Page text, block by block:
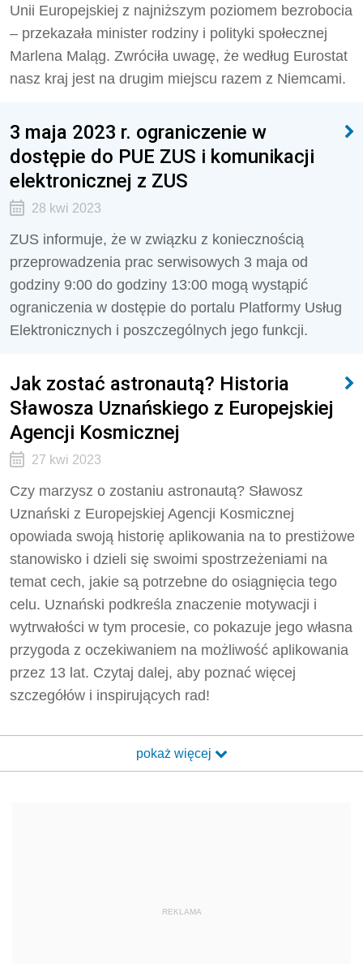
Unii Europejskiej z najniższym poziomem bezrobocia
– przekazała minister rodziny i polityki społecznej
Marlena Maląg. Zwróciła uwagę, że według Eurostat
nasz kraj jest na drugim miejscu razem z Niemcami.
3 maja 2023 r. ograniczenie w
dostępie do PUE ZUS i komunikacji
elektronicznej z ZUS
28 kwi 2023
ZUS informuje, że w związku z koniecznością
przeprowadzenia prac serwisowych 3 maja od
godziny 9:00 do godziny 13:00 mogą wystąpić
ograniczenia w dostępie do portalu Platformy Usług
Elektronicznych i poszczególnych jego funkcji.
Jak zostać astronautą? Historia
Sławosza Uznańskiego z Europejskiej
Agencji Kosmicznej
27 kwi 2023
Czy marzysz o zostaniu astronautą? Sławosz
Uznański z Europejskiej Agencji Kosmicznej
opowiada swoją historię aplikowania na to prestiżowe
stanowisko i dzieli się swoimi spostrzeżeniami na
temat cech, jakie są potrzebne do osiągnięcia tego
celu. Uznański podkreśla znaczenie motywacji i
wytrwałości w tym procesie, co pokazuje jego własna
przygoda z oczekiwaniem na możliwość aplikowania
przez 13 lat. Czytaj dalej, aby poznać więcej
szczegółów i inspirujących rad!
pokaż więcej
REKLAMA